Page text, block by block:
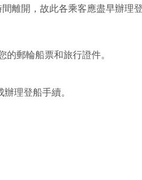
離開，故此各乘客應盡早辦理
郵輪船票和旅行證件。
理登船手續。